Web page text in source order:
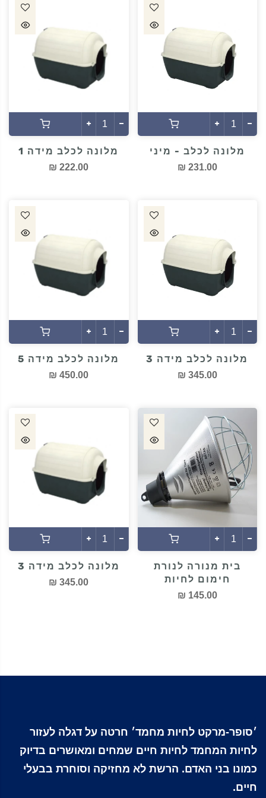
מלונה לכלב - מיני
231.00 ₪
מלונה לכלב מידה 1
222.00 ₪
מלונה לכלב מידה 3
345.00 ₪
מלונה לכלב מידה 5
450.00 ₪
בית מנורה לנורת
חימום לחיות
145.00 ₪
מלונה לכלב מידה 3
345.00 ₪
׳סופר-מרקט לחיות מחמד׳ חרטה על דגלה לעזור
לחיות המחמד לחיות חיים שמחים ומאושרים בדיוק
כמונו בני האדם. הרשת לא מחזיקה וסוחרת בבעלי
חיים.